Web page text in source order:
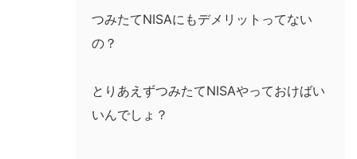
つみたてNISAにもデメリットってない
の？
とりあえずつみたてNISAやっておけばい
いんでしょ？